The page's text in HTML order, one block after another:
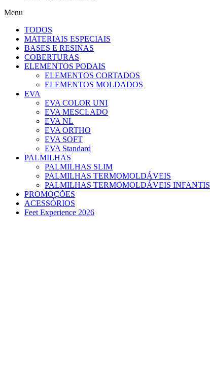
Menu
TODOS
MATERIAIS ESPECIAIS
BASES E RESINAS
COBERTURAS
ELEMENTOS PODAIS
ELEMENTOS CORTADOS
ELEMENTOS MOLDADOS
EVA
EVA COLOR UNI
EVA MESCLADO
EVA NL
EVA ORTHO
EVA SOFT
EVA Standard
PALMILHAS
PALMILHAS SLIM
PALMILHAS TERMOMOLDÁVEIS
PALMILHAS TERMOMOLDÁVEIS INFANTIS
PROMOÇÕES
ACESSÓRIOS
Feet Experience 2026